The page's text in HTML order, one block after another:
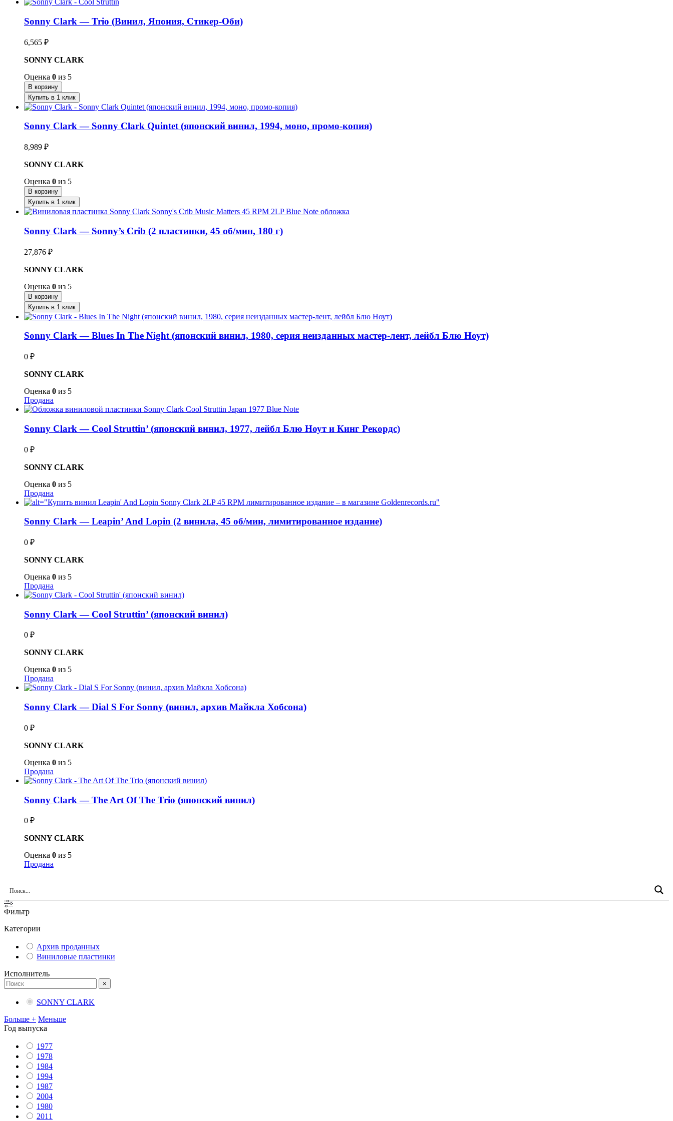
Sonny Clark — Trio (Винил, Япония, Стикер-Оби)
6,565 ₽
SONNY CLARK
Оценка 0 из 5
В корзину
Купить в 1 клик
Sonny Clark — Sonny Clark Quintet (японский винил, 1994, моно, промо-копия)
8,989 ₽
SONNY CLARK
Оценка 0 из 5
В корзину
Купить в 1 клик
Sonny Clark — Sonny’s Crib (2 пластинки, 45 об/мин, 180 г)
27,876 ₽
SONNY CLARK
Оценка 0 из 5
В корзину
Купить в 1 клик
Sonny Clark — Blues In The Night (японский винил, 1980, серия неизданных мастер-лент, лейбл Блю Ноут)
0 ₽
SONNY CLARK
Оценка 0 из 5
Продана
Sonny Clark — Cool Struttin’ (японский винил, 1977, лейбл Блю Ноут и Кинг Рекордс)
0 ₽
SONNY CLARK
Оценка 0 из 5
Продана
Sonny Clark — Leapin’ And Lopin (2 винила, 45 об/мин, лимитированное издание)
0 ₽
SONNY CLARK
Оценка 0 из 5
Продана
Sonny Clark — Cool Struttin’ (японский винил)
0 ₽
SONNY CLARK
Оценка 0 из 5
Продана
Sonny Clark — Dial S For Sonny (винил, архив Майкла Хобсона)
0 ₽
SONNY CLARK
Оценка 0 из 5
Продана
Sonny Clark — The Art Of The Trio (японский винил)
0 ₽
SONNY CLARK
Оценка 0 из 5
Продана
Фильтр
Категории
Архив проданных
Виниловые пластинки
Исполнитель
×
SONNY CLARK
Больше + Меньше
Год выпуска
1977
1978
1984
1994
1987
2004
1980
2011